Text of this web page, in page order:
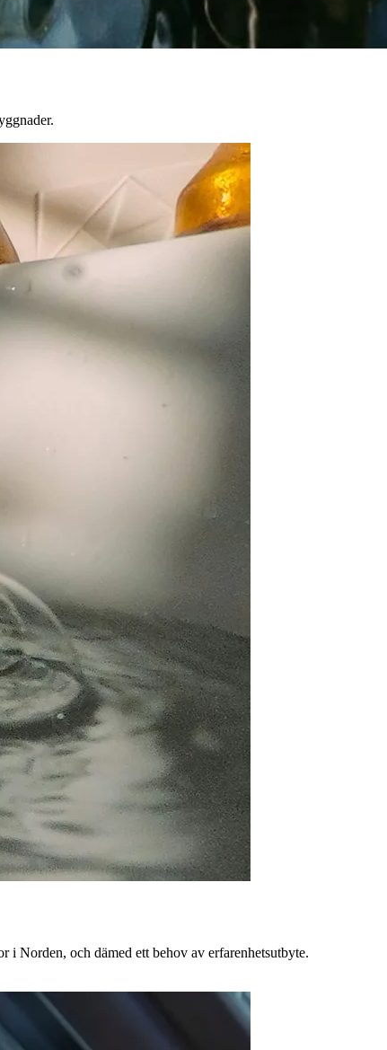
i Norden, och dämed ett behov av erfarenhetsutbyte.